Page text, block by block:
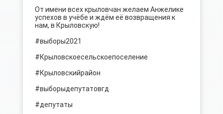
От имени всех крыловчан желаем Анжелике
успехов в учёбе и ждём её возвращения к
нам, в Крыловскую!
#выборы2021
#Крыловскоесельскоепоселение
#Крыловскийрайон
#выборыдепутатовгд
#депутаты